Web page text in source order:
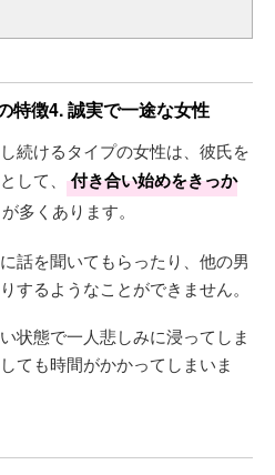
特徴4. 誠実で一途な女性
続けるタイプの女性は、彼氏を
して、
付き合い始めをきっか
多くあります。
話を聞いてもらったり、他の男
するようなことができません。
状態で一人悲しみに浸ってしま
ても時間がかかってしまいま